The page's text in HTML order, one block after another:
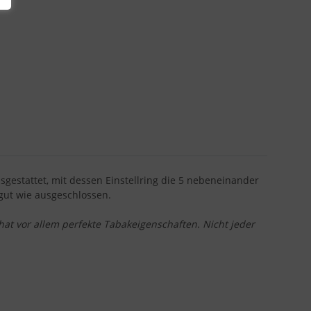
mit dessen Einstellring die 5 nebeneinander
wie ausgeschlossen.
vor allem perfekte Tabakeigenschaften. Nicht jeder